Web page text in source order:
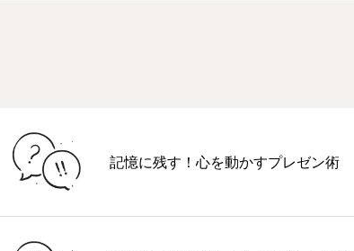
記憶に残す！心を動かすプレゼン術